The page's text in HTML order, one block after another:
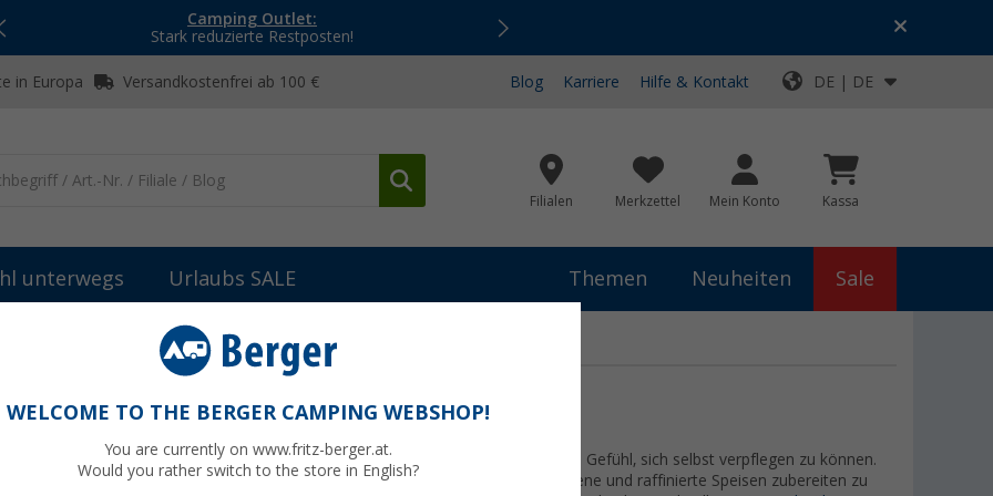
Camping Outlet:
Stark reduzierte Restposten!
Top-Deals für dein Abenteuer!
in Europa Versandkostenfrei ab 100 € Blog Karriere Hilfe & Kontakt DE | DE
Filialen Merkzettel Mein Konto Kassa
unterwegs Urlaubs SALE Themen Neuheiten Sale
(37)
& KOCHEN
Campingplatz oder während einer Wanderung in den Bergen: es ist ein tolles Gefühl, sich selbst verpflegen zu können.
Berger findest du eine Vielzahl an Camping-Kochbüchern, um im Urlaub ausgefallene und raffinierte Speisen zubereiten zu
WELCOME TO THE BERGER CAMPING WEBSHOP!
You are currently on www.fritz-berger.at.
Would you rather switch to the store in English?